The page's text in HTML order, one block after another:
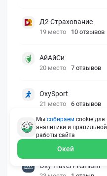
Д2 Страхование
19 место 10 отзывов
АйАйСи
20 место 7 отзывов
OxySport
21 место 6 отзывов
ERGO AXA
22 место 2 отзыва
Oxy Travel Premium
Мы собираем cookie для
аналитики и правильной
работы сайта
Окей